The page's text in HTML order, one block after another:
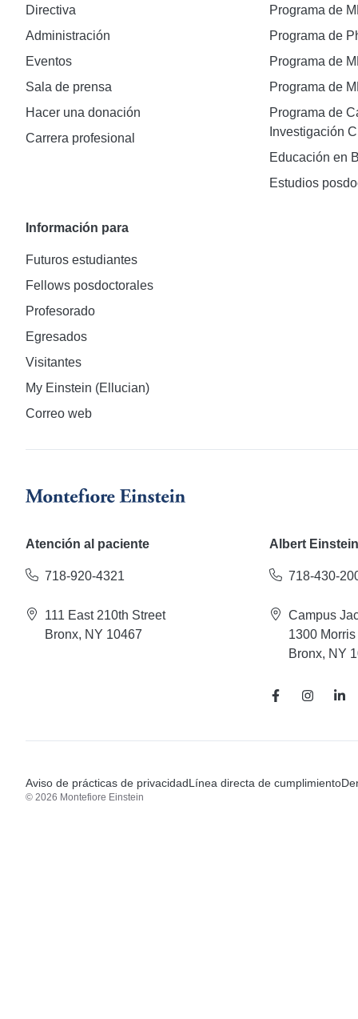
Directiva
Administración
Eventos
Sala de prensa
Hacer una donación
Carrera profesional
Programa de
Programa de
Programa de
Programa de
Programa de
Investigación
Educación en
Estudios
Información para
Futuros estudiantes
Fellows posdoctorales
Profesorado
Egresados
Visitantes
My Einstein (Ellucian)
Correo web
Atención al paciente
718-920-4321
111 East 210th Street
Bronx, NY 10467
Albert
718-430-
Campus
1300
Bronx, NY
Aviso de prácticas de privacidadLínea directa de cumplimiento
© 2026 Montefiore Einstein